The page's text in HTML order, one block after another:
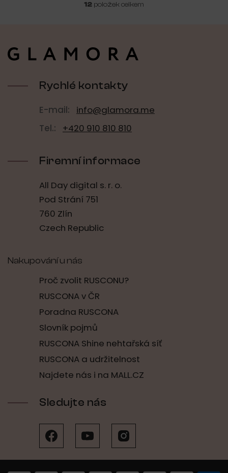
O
d
a
p
v
k
y
v
i
u
12 položek celkem
Rychlé kontakty
E-mail:
info@glamora.me
Tel.:
+420 910 810 810
Firemní informace
All Day digital s. r. o.
Pod Strání 751
760 Zlín
Czech Republic
Nakupování u nás
Proč zvolit RUSCONU?
RUSCONA v ČR
Poradna RUSCONA
Slovník pojmů
RUSCONA Shine nehtařská síť
RUSCONA a udržitelnost
Najdete nás i na MALL.CZ
Sledujte nás